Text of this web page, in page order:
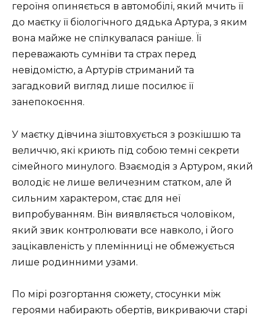
героїня опиняється в автомобілі, який мчить її
до маєтку її біологічного дядька Артура, з яким
вона майже не спілкувалася раніше. Її
переважають сумніви та страх перед
невідомістю, а Артурів стриманий та
загадковий вигляд лише посилює її
занепокоєння.
У маєтку дівчина зіштовхується з розкішшю та
величчю, які криють під собою темні секрети
сімейного минулого. Взаємодія з Артуром, який
володіє не лише величезним статком, але й
сильним характером, стає для неї
випробуванням. Він виявляється чоловіком,
який звик контролювати все навколо, і його
зацікавленість у племінниці не обмежується
лише родинними узами.
По мірі розгортання сюжету, стосунки між
героями набирають обертів, викриваючи старі